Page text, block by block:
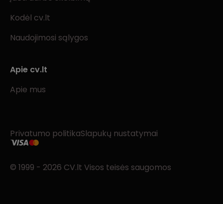
Kodėl cv.lt
Naudojimosi sąlygos
Apie cv.lt
Apie mus
Privatumo politikaSlapukų nustatymai
© 1999 - 2026 CV.lt Visos teisės saugomos